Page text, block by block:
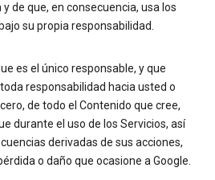
de que, en consecuencia, usa los
su propia responsabilidad.
es el único responsable, y que
responsabilidad hacia usted o
de todo el Contenido que cree,
durante el uso de los Servicios, así
derivadas de sus acciones,
o daño que ocasione a Google.